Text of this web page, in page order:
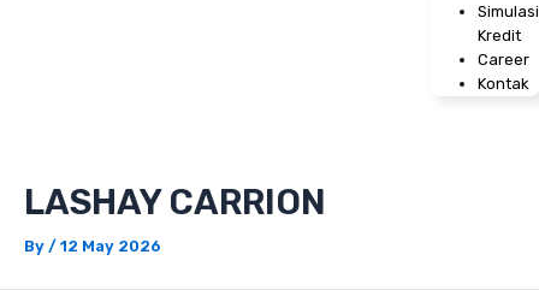
Simulasi
Kredit
Career
Kontak
LASHAY CARRION
By / 12 May 2026